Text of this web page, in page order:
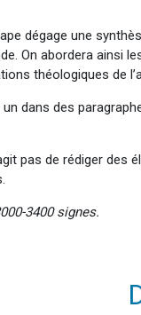
dégage une
On abordera ainsi
théologiques de
dans des
pas de rédiger
3400 signes.